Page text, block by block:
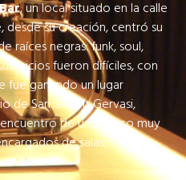
, un local situado en la calle
desde su creación, centró su
raíces negras: funk, soul,
inicios fueron difíciles, con
fue ganando un lugar
de Sarrià-Sant Gervasi,
de un público muy
de salas,